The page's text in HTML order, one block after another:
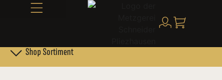
Shop Sortiment